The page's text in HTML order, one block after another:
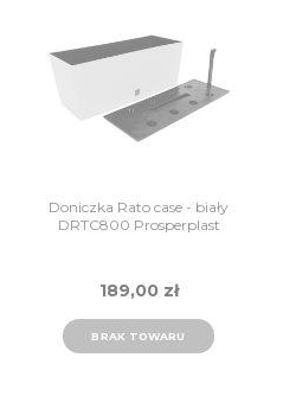
Doniczka Rato case - biały
DRTC800 Prosperplast
189,00 zł
BRAK TOWARU